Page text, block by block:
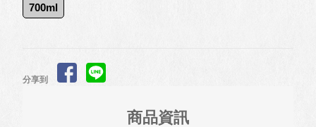
700ml
分享到
商品資訊